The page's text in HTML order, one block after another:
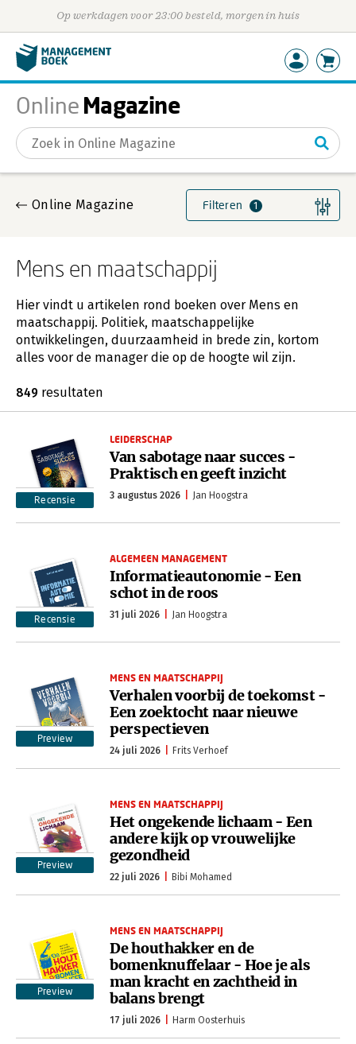
Op werkdagen voor 23:00 besteld, morgen in huis
Online Magazine
Gevonden artikelen
Online Magazine Filteren 1
Mens en maatschappij
Hier vindt u artikelen rond boeken over Mens en
maatschappij. Politiek, maatschappelijke
ontwikkelingen, duurzaamheid in brede zin, kortom
alles voor de manager die op de hoogte wil zijn.
849 resultaten
Recensie
LEIDERSCHAP
Van sabotage naar succes -
Praktisch en geeft inzicht
3 augustus 2026 Jan Hoogstra
Recensie
ALGEMEEN MANAGEMENT
Informatieautonomie - Een
schot in de roos
31 juli 2026 Jan Hoogstra
Preview
MENS EN MAATSCHAPPIJ
Verhalen voorbij de toekomst -
Een zoektocht naar nieuwe
perspectieven
24 juli 2026 Frits Verhoef
Preview
MENS EN MAATSCHAPPIJ
Het ongekende lichaam - Een
andere kijk op vrouwelijke
gezondheid
22 juli 2026 Bibi Mohamed
Preview
MENS EN MAATSCHAPPIJ
De houthakker en de
bomenknuffelaar - Hoe je als
man kracht en zachtheid in
balans brengt
17 juli 2026 Harm Oosterhuis